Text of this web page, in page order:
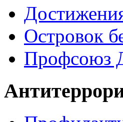
Островок
Профсоюз